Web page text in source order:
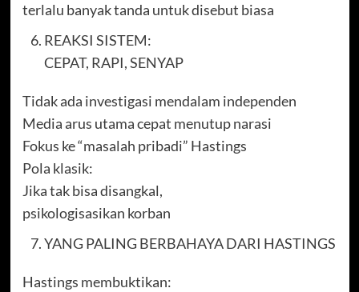
terlalu banyak tanda untuk disebut biasa
REAKSI SISTEM:
CEPAT, RAPI, SENYAP
Tidak ada investigasi mendalam independen
Media arus utama cepat menutup narasi
Fokus ke “masalah pribadi” Hastings
Pola klasik:
Jika tak bisa disangkal,
psikologisasikan korban
YANG PALING BERBAHAYA DARI HASTINGS
Hastings membuktikan: